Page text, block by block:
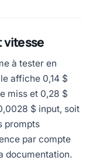
vitesse
à tester en
affiche 0,14 $
miss et 0,28 $
$ input, soit
prompts
par compte
documentation.